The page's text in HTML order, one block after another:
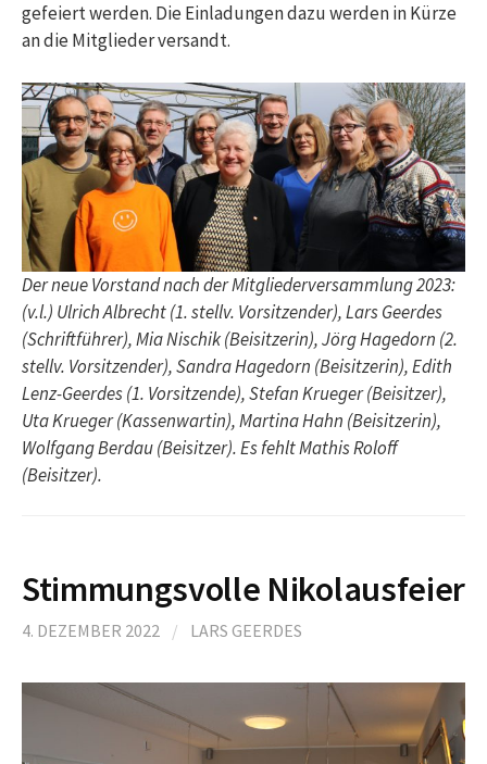
gefeiert werden. Die Einladungen dazu werden in Kürze
an die Mitglieder versandt.
Der neue Vorstand nach der Mitgliederversammlung 2023:
(v.l.) Ulrich Albrecht (1. stellv. Vorsitzender), Lars Geerdes
(Schriftführer), Mia Nischik (Beisitzerin), Jörg Hagedorn (2.
stellv. Vorsitzender), Sandra Hagedorn (Beisitzerin), Edith
Lenz-Geerdes (1. Vorsitzende), Stefan Krueger (Beisitzer),
Uta Krueger (Kassenwartin), Martina Hahn (Beisitzerin),
Wolfgang Berdau (Beisitzer).Es fehlt Mathis Roloff
(Beisitzer).
Stimmungsvolle Nikolausfeier
4. DEZEMBER 2022 / LARS GEERDES